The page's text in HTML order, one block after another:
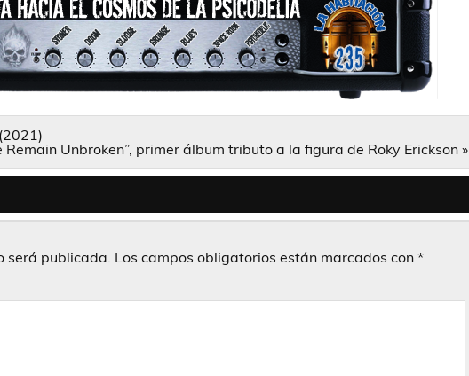
Remain Unbroken”, primer álbum tributo a la figura de Roky Erickson »
será publicada. Los campos obligatorios están marcados con *